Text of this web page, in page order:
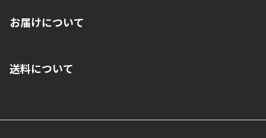
いいただくことはできません。ご了承ください。
■代金引換(代引)※手数料がかかります
お届けについて
ご注文が確認出来次第、1～4営業日に発送いたします。「お取り
業日にてお引渡しとなります。(離島などの場合、例外もあります)
送料について